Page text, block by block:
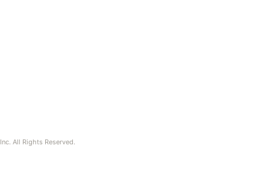
All Rights Reserved.